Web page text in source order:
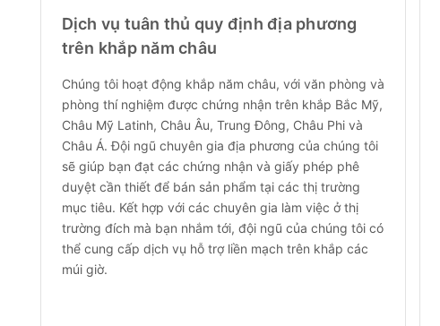
Dịch vụ tuân thủ quy định địa phương
trên khắp năm châu
Chúng tôi hoạt động khắp năm châu, với văn phòng và
phòng thí nghiệm được chứng nhận trên khắp Bắc Mỹ,
Châu Mỹ Latinh, Châu Âu, Trung Đông, Châu Phi và
Châu Á. Đội ngũ chuyên gia địa phương của chúng tôi
sẽ giúp bạn đạt các chứng nhận và giấy phép phê
duyệt cần thiết để bán sản phẩm tại các thị trường
mục tiêu. Kết hợp với các chuyên gia làm việc ở thị
trường đích mà bạn nhắm tới, đội ngũ của chúng tôi có
thể cung cấp dịch vụ hỗ trợ liền mạch trên khắp các
múi giờ.